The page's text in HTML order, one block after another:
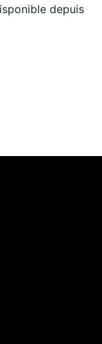
depuis